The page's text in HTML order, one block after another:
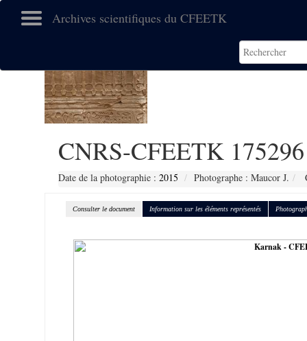
Archives scientifiques du CFEETK
CNRS-CFEETK 175296
Date de la photographie : 2015 Photographe : Maucor J.
Consulter le document Information sur les éléments représentés